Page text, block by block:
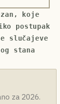
koje
postupak
slučajeve
stana
za 2026.